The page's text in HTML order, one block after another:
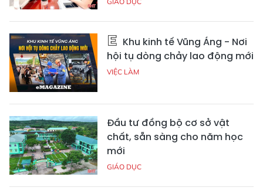
Khu kinh tế Vũng Áng - Nơi
hội tụ dòng chảy lao động mới
VIỆC LÀM
Đầu tư đồng bộ cơ sở vật
chất, sẵn sàng cho năm học
mới
GIÁO DỤC